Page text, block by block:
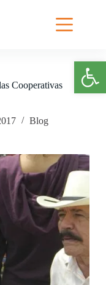
Abrir barra de herramientas
Cooperativas
Blog